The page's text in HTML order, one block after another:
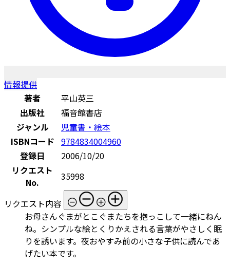
情報提供
著者
平山英三
出版社
福音館書店
ジャンル
児童書・絵本
ISBNコード 9784834004960
登録日
2006/10/20
リクエスト
No.
35998
リクエスト内容
お母さんぐまがとこぐまたちを抱っこして一緒にねん
ね。シンプルな絵とくりかえされる言葉がやさしく眠
りを誘います。夜おやすみ前の小さな子供に読んであ
げたい本です。